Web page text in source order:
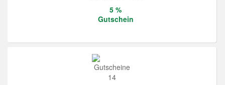
5 %
Gutschein